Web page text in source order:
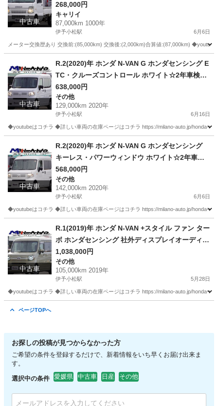
中古車
き・整備渡・1年保証付☆
268,000円
キャリイ
87,000km 1000年
伊予小松駅 6月6日
メーター交換歴あり 交換前:(85,000km) 交換後:(2,000km)合算値:(87,000km)
伊予小松駅 キャリイ
中古車
R.2(2020)年 ホンダ N-VAN G ホンダセンシング E
TC・クルーズコントロール ホワイト☆2年車検付
き・整備渡・1年保証付☆129,000km
638,000円
その他
129,000km 2020年
伊予小松駅 6月16日
◆youtubeはコチラ ◆詳しい車両の在庫ページはコチラ https://milano-auto.jp/honda-n-
伊予小松駅 その他
中古車
R.2(2020)年 ホンダ N-VAN G ホンダセンシング
キーレス・パワーウィンドウ ホワイト☆2年車検
付き・整備渡・1年保証付☆
568,000円
その他
142,000km 2020年
伊予小松駅 6月6日
◆youtubeはコチラ ◆詳しい車両の在庫ページはコチラ https://milano-auto.jp/honda-n-
伊予小松駅 その他
中古車
R.1(2019)年 ホンダ N-VAN +スタイル ファン ター
ボ ホンダセンシング 社外ディスプレイオーディ
オ・ドラレコ グリーン☆2年車検付き・整備渡・1
年保証付☆
1,038,000円
その他
105,000km 2019年
伊予小松駅 5月28日
◆youtubeはコチラ ◆詳しい車両の在庫ページはコチラ https://milano-auto.jp/honda-n-
ページTOPへ
お探しの投稿が見つからなかった方
ご希望の条件を登録するだけで、新着情報をいち早くお届け出来ま
す。
選択中の条件 愛媛県 中古車 日産 その他